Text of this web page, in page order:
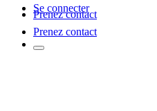
Se connecter
Prenez contact
Prenez contact